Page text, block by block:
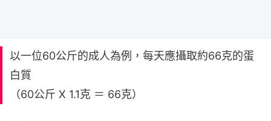
以一位60公斤的成人為例，每天應攝取約66克的蛋
白質
（60公斤 X 1.1克 ＝ 66克）